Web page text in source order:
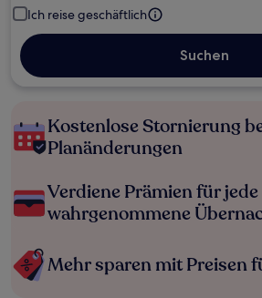
Ich reise geschäftlich
Suchen
Kostenlose Stornierung
Planänderungen
Verdiene Prämien für jede
wahrgenommene
Mehr sparen mit Preisen